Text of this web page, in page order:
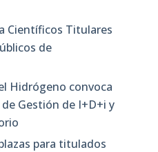
Científicos Titulares
de
Hidrógeno convoca
Gestión de I+D+i y
para titulados